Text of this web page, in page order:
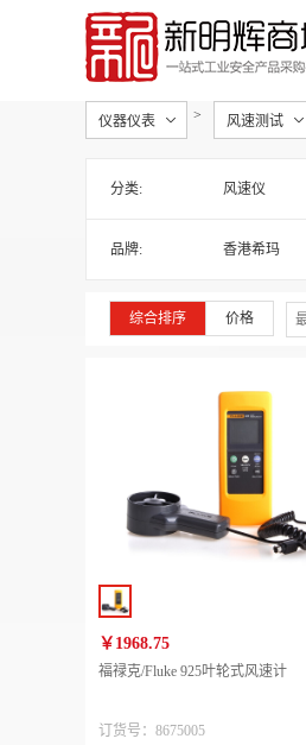
你好，欢迎来到新明辉！ 请登录
全部商品分类
仪器仪表 > 风速测试
分类: 风速仪
品牌: 香港希玛
综合排序 价格
￥1968.75
福禄克/Fluke 925叶轮式风速计
订货号：8675005